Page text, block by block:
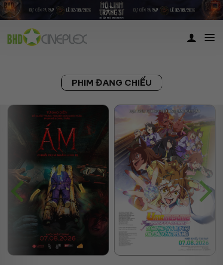
Skip
to
content
PHIM ĐANG CHIẾU